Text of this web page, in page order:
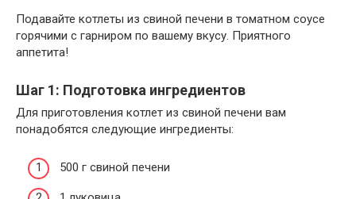
Подавайте котлеты из свиной печени в томатном соусе
горячими с гарниром по вашему вкусу. Приятного
аппетита!
Шаг 1: Подготовка ингредиентов
Для приготовления котлет из свиной печени вам
понадобятся следующие ингредиенты:
500 г свиной печени